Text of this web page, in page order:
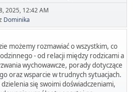
2025, 12:42 AM
Dominika
możemy rozmawiać o wszystkim, co
- od relacji między rodzicami a
wychowawcze, porady dotyczące
oraz wsparcie w trudnych sytuacjach.
się swoimi doświadczeniami,